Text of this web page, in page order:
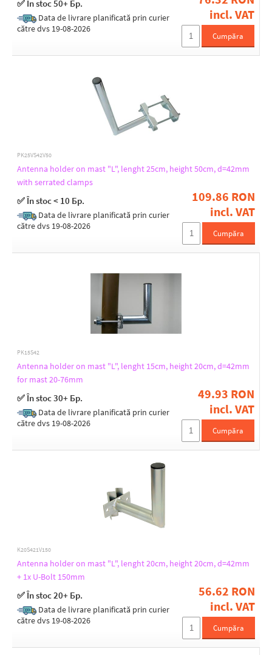
60 up to 110
60 up to 140
33
45
56
60
Bracket type
1
2
Adjustable tilt
Yes
28
35
42
Length [cm]
✅ În stoc 50+ Бр.
Data de livrare planificată prin curier
către dvs 19-08-2026
incl. VAT
Cumpăra
PK25VS42V50
Antenna holder on mast "L", lenght 25cm, height 50cm, d=42mm
with serrated clamps
✅ În stoc < 10 Бр.
Data de livrare planificată prin curier
către dvs 19-08-2026
109.86 RON
incl. VAT
Cumpăra
PK15S42
Antenna holder on mast "L", lenght 15cm, height 20cm, d=42mm
for mast 20-76mm
✅ În stoc 30+ Бр.
Data de livrare planificată prin curier
către dvs 19-08-2026
49.93 RON
incl. VAT
Cumpăra
K20S421V150
Antenna holder on mast "L", lenght 20cm, height 20cm, d=42mm
+ 1x U-Bolt 150mm
✅ În stoc 20+ Бр.
Data de livrare planificată prin curier
către dvs 19-08-2026
56.62 RON
incl. VAT
Cumpăra